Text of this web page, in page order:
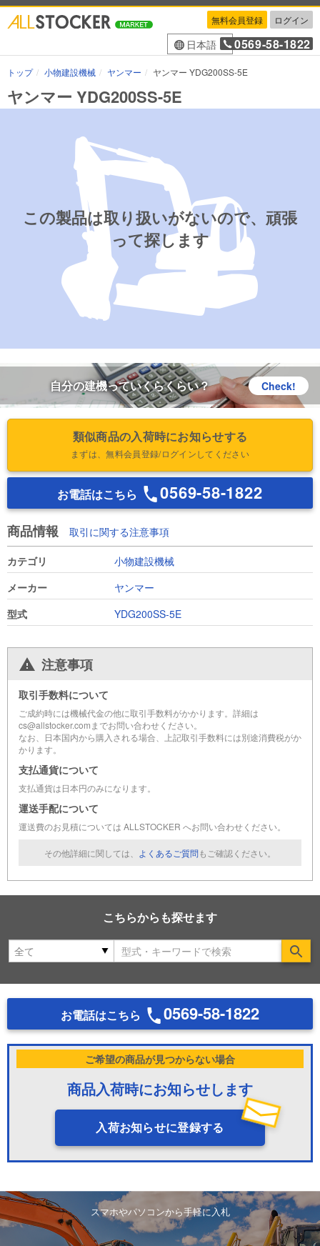
無料会員登録 ログイン
日本語 0569-58-1822
トップ 小物建設機械 ヤンマー ヤンマー YDG200SS-5E
ヤンマー YDG200SS-5E
この製品は取り扱いがないので、頑張
って探します
自分の建機っていくらくらい？ Check!
類似商品の入荷時にお知らせする
まずは、無料会員登録/ログインしてください
お電話はこちら 0569-58-1822
商品情報 取引に関する注意事項
カテゴリ
小物建設機械
メーカー
ヤンマー
型式
YDG200SS-5E
注意事項
取引手数料について
ご成約時には機械代金の他に取引手数料がかかります。詳細は
cs@allstocker.comまでお問い合わせください。
なお、日本国内から購入される場合、上記取引手数料には別途消費税がか
かります。
支払通貨について
支払通貨は日本円のみになります。
運送手配について
運送費のお見積については ALLSTOCKER へお問い合わせください。
その他詳細に関しては、 よくあるご質問もご確認ください。
こちらからも探せます
お電話はこちら 0569-58-1822
ご希望の商品が見つからない場合
商品入荷時にお知らせします
入荷お知らせに登録する
スマホやパソコンから手軽に入札